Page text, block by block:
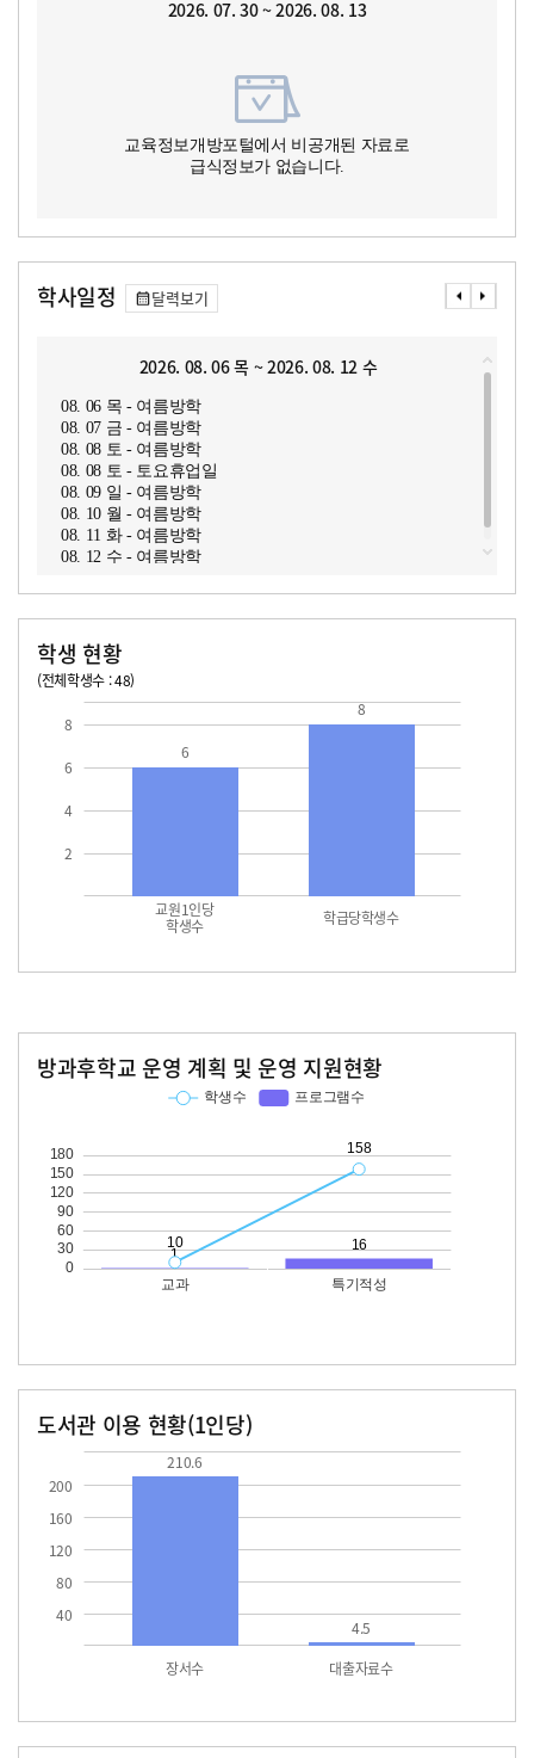
2026. 07. 30 ~ 2026. 08. 13
교육정보개방포털에서 비공개된 자료로
급식정보가 없습니다.
학사일정 달력보기
2026. 08. 06 목 ~ 2026. 08. 12 수
08. 06 목 - 여름방학
08. 07 금 - 여름방학
08. 08 토 - 여름방학
08. 08 토 - 토요휴업일
08. 09 일 - 여름방학
08. 10 월 - 여름방학
08. 11 화 - 여름방학
08. 12 수 - 여름방학
학생 현황
(전체학생수 : 48)
2
4
6
8
교원1인당
학생수 학급당학생수
6
8
방과후학교 운영 계획 및 운영 지원현황
도서관 이용 현황(1인당)
40
80
120
160
200
장서수 대출자료수
210.6
4.5